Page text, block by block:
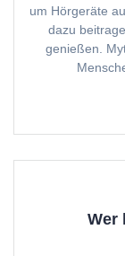
um Hörgeräte
dazu
genießen.
Wer